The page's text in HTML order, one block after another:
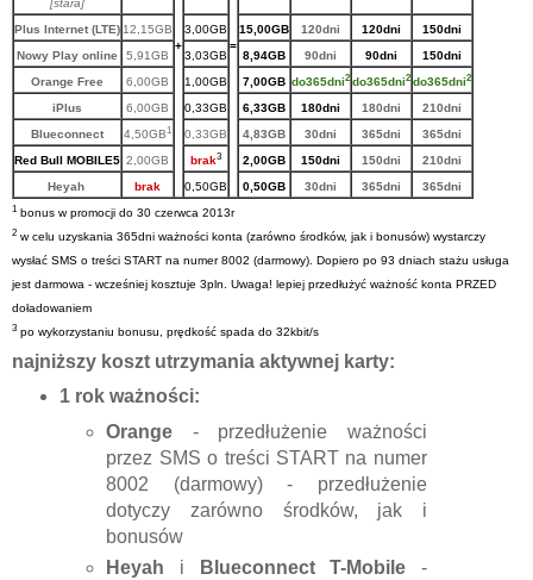
+ =
Plus Internet (LTE) 12 15GB 3 ,00GB 15,00GB 120dni 120dni 150dni
Nowy Play online
5,91GB 3,03GB 8,94GB 90dni 90dni
150dni
Orange Free
6,00GB 1,00GB 7,00GB do365dni2 do365dni2 do365dni2
iPlus 6,00GB 0,33GB 6,33GB 180dni 180dni
210dni
Blueconnect
4,50GB1 0,33GB 4,83GB 30dni 365dni
365dni
Red Bull MOBILE5 2,00GB brak3 2,00GB 150dni 150dni
210dni
Heyah
brak 0,50GB 0,50GB 30dni 365dni 365dni
1 bonus w promocji do 30 czerwca 2013r
2 w celu uzyskania 365dni ważności konta (zarówno środków, jak i bonusów) wystarczy
wysłać SMS o treści START na numer 8002 (darmowy). Dopiero po 93 dniach stażu usługa
jest darmowa - wcześniej kosztuje 3pln.
Uwaga! lepiej przedłużyć ważność konta PRZED
doładowaniem
3 po wykorzystaniu bonusu, prędkość spada do 32kbit/s
najniższy koszt utrzymania aktywnej karty:
1 rok ważności:
Orange - przedłużenie ważności
przez SMS o treści START na numer
8002 (darmowy) - przedłużenie
dotyczy zarówno środków, jak i
bonusów
Heyah i Blueconnect T-Mobile -